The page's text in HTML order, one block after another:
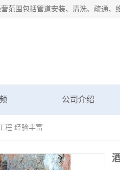
公司介绍
程 经验丰富